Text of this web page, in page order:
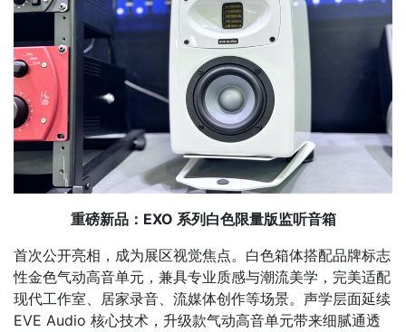
重磅新品：EXO 系列白色限量版监听音箱
首次公开亮相，成为展区视觉焦点。白色箱体搭配品牌标志
性金色气动高音单元，兼具专业质感与潮流美学，完美适配
现代工作室、居家录音、流媒体创作等场景。声学层面延续
EVE Audio 核心技术，升级款气动高音单元带来细腻通透